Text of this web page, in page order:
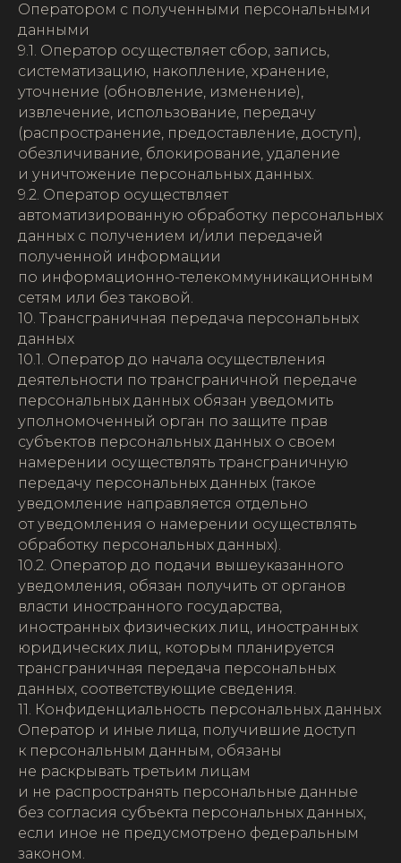
Оператором с полученными персональными
данными
9.1. Оператор осуществляет сбор, запись,
систематизацию, накопление, хранение,
уточнение (обновление, изменение),
извлечение, использование, передачу
(распространение, предоставление, доступ),
обезличивание, блокирование, удаление
и уничтожение персональных данных.
9.2. Оператор осуществляет
автоматизированную обработку персональных
данных с получением и/или передачей
полученной информации
по информационно-телекоммуникационным
сетям или без таковой.
10. Трансграничная передача персональных
данных
10.1. Оператор до начала осуществления
деятельности по трансграничной передаче
персональных данных обязан уведомить
уполномоченный орган по защите прав
субъектов персональных данных о своем
намерении осуществлять трансграничную
передачу персональных данных (такое
уведомление направляется отдельно
от уведомления о намерении осуществлять
обработку персональных данных).
10.2. Оператор до подачи вышеуказанного
уведомления, обязан получить от органов
власти иностранного государства,
иностранных физических лиц, иностранных
юридических лиц, которым планируется
трансграничная передача персональных
данных, соответствующие сведения.
11. Конфиденциальность персональных данных
Оператор и иные лица, получившие доступ
к персональным данным, обязаны
не раскрывать третьим лицам
и не распространять персональные данные
без согласия субъекта персональных данных,
если иное не предусмотрено федеральным
законом.